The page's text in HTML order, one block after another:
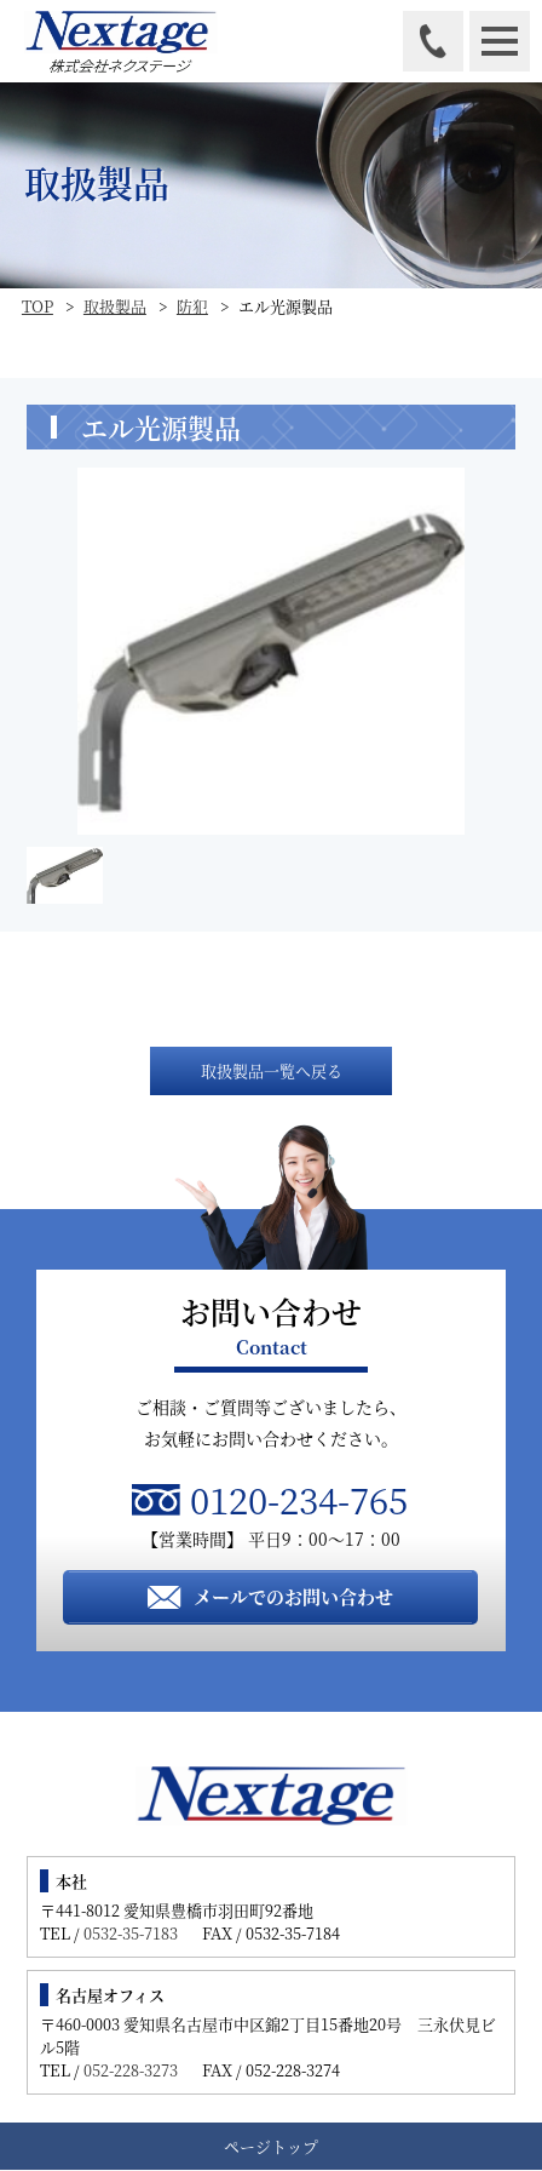
取扱製品
TOP 取扱製品 防犯 エル光源製品
エル光源製品
取扱製品一覧へ戻る
お問い合わせ
Contact
ご相談・ご質問等ございましたら、
お気軽にお問い合わせください。
0120-234-765
【営業時間】 平日9：00～17：00
メールでのお問い合わせ
本社
〒441-8012 愛知県豊橋市羽田町92番地
TEL /0532-35-7183 FAX / 0532-35-7184
名古屋オフィス
〒460-0003 愛知県名古屋市中区錦2丁目15番地20号 三永伏見ビ
ル5階
TEL /052-228-3273 FAX / 052-228-3274
ページトップ